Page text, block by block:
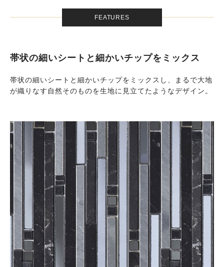
FEATURES
帯状の細いシートと細かいチップをミックス
帯状の細いシートと細かいチップをミックスし、まるで大地
が織りなす自然そのものを生地に見立てたようなデザイン。